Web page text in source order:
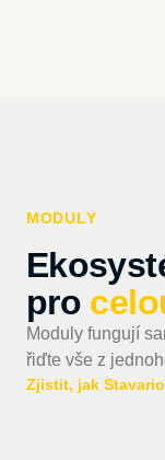
MODULY
pro
Moduly fungují
řiďte vše z
Zjistit, jak